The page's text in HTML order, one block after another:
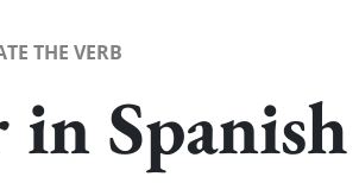
THE VERB
in Spanish